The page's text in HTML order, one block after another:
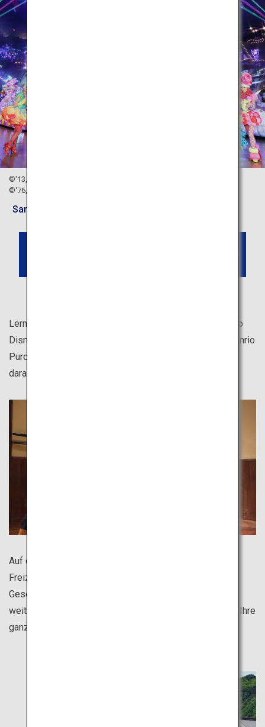
©'13,'20 SANRIO S/D・G
©'76,'90,'96,'99,'01,'10,'20 SANRIO APPROVAL No.P1101077
Sanrio Puroland
Lerne deine Lieblingsfigur persönlich kennen! Von Tokyo
Disneyland® bis hin zu den Universal Studios Japan, Sanrio
Puroland und Studio Ghibli, die Charaktere freuen sich
darauf, dich in ihrer Welt willkommen zu heißen.
Auf der Suche nach einem einzigartigen japanischen
Freizeitpark? Besuchen Sie Freizeitparks, in denen die
Geschichte von Samurais und Ninjas wieder auflebt! Ein
weiteres Highlight ist das Cup Noodle Museum, wo Sie Ihre
ganz eigenen Cup Noodles herstellen können.